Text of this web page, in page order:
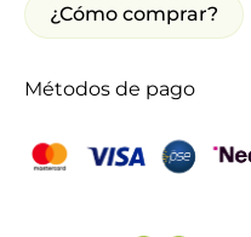
¿Cómo comprar?
Métodos de pago